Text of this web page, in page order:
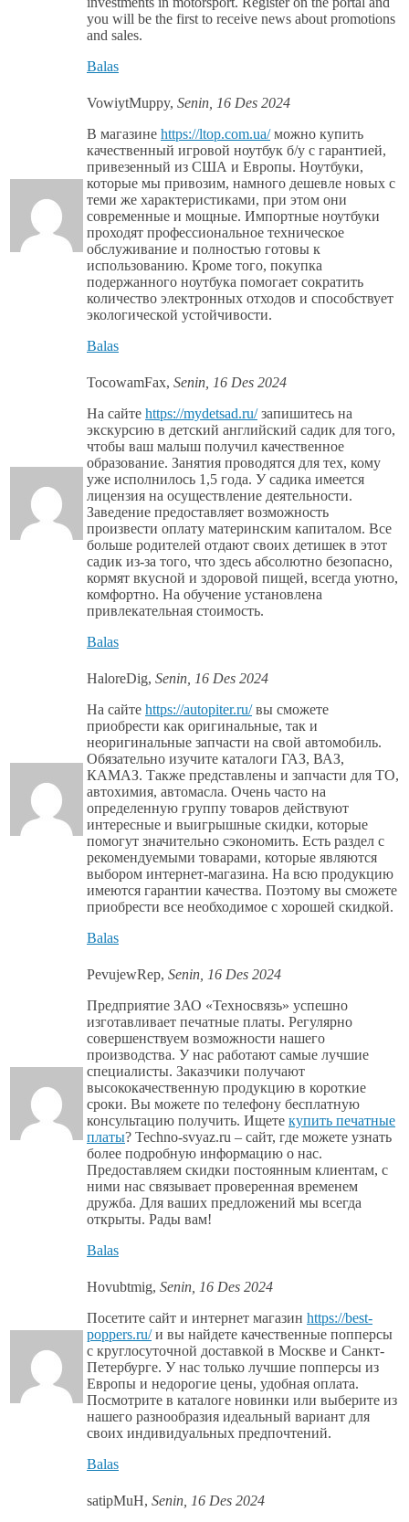
you will be the first to receive news about promotions
and sales.
Balas
VowiytMuppy, Senin, 16 Des 2024
В магазине https://ltop.com.ua/можно купить
качественный игровой ноутбук б/у с гарантией,
привезенный из США и Европы. Ноутбуки,
которые мы привозим, намного дешевле новых с
теми же характеристиками, при этом они
современные и мощные. Импортные ноутбуки
проходят профессиональное техническое
обслуживание и полностью готовы к
использованию. Кроме того, покупка
подержанного ноутбука помогает сократить
количество электронных отходов и способствует
экологической устойчивости.
Balas
TocowamFax, Senin, 16 Des 2024
На сайте https://mydetsad.ru/запишитесь на
экскурсию в детский английский садик для того,
чтобы ваш малыш получил качественное
образование. Занятия проводятся для тех, кому
уже исполнилось 1,5 года. У садика имеется
лицензия на осуществление деятельности.
Заведение предоставляет возможность
произвести оплату материнским капиталом. Все
больше родителей отдают своих детишек в этот
садик из-за того, что здесь абсолютно безопасно,
кормят вкусной и здоровой пищей, всегда уютно,
комфортно. На обучение установлена
привлекательная стоимость.
Balas
HaloreDig, Senin, 16 Des 2024
На сайте https://autopiter.ru/вы сможете
приобрести как оригинальные, так и
неоригинальные запчасти на свой автомобиль.
Обязательно изучите каталоги ГАЗ, ВАЗ,
КАМАЗ. Также представлены и запчасти для ТО,
автохимия, автомасла. Очень часто на
определенную группу товаров действуют
интересные и выигрышные скидки, которые
помогут значительно сэкономить. Есть раздел с
рекомендуемыми товарами, которые являются
выбором интернет-магазина. На всю продукцию
имеются гарантии качества. Поэтому вы сможете
приобрести все необходимое с хорошей скидкой.
Balas
PevujewRep, Senin, 16 Des 2024
Предприятие ЗАО «Техносвязь» успешно
изготавливает печатные платы. Регулярно
совершенствуем возможности нашего
производства. У нас работают самые лучшие
специалисты. Заказчики получают
высококачественную продукцию в короткие
сроки. Вы можете по телефону бесплатную
консультацию получить. Ищете купить печатные
платы? Techno-svyaz.ru – сайт, где можете узнать
более подробную информацию о нас.
Предоставляем скидки постоянным клиентам, с
ними нас связывает проверенная временем
дружба. Для ваших предложений мы всегда
открыты. Рады вам!
Balas
Hovubtmig, Senin, 16 Des 2024
Посетите сайт и интернет магазин https://best-
poppers.ru/и вы найдете качественные попперсы
с круглосуточной доставкой в Москве и Санкт-
Петербурге. У нас только лучшие попперсы из
Европы и недорогие цены, удобная оплата.
Посмотрите в каталоге новинки или выберите из
нашего разнообразия идеальный вариант для
своих индивидуальных предпочтений.
Balas
satipMuH, Senin, 16 Des 2024